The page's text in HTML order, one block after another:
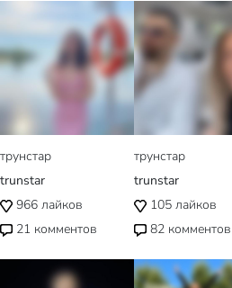
трунстар
trunstar
966 лайков
21 комментов
трунстар
trunstar
105 лайков
82 комментов